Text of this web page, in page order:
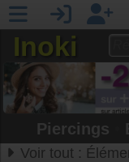
Inoki
Piercings
Voir tout :